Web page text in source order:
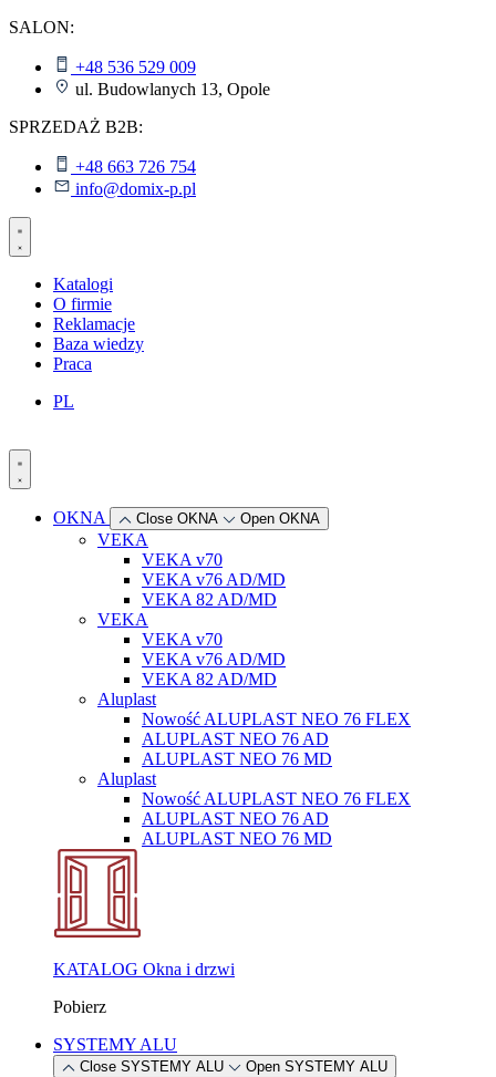
Skip
content
SALON:
+48 536 529 009
ul. Budowlanych 13, Opole
SPRZEDAŻ B2B:
+48 663 726 754
info@domix-p.pl
Katalogi
O firmie
Reklamacje
Baza wiedzy
Praca
PL
OKNA Close OKNA Open OKNA
VEKA
VEKA v70
VEKA v76 AD/MD
VEKA 82 AD/MD
VEKA
VEKA v70
VEKA v76 AD/MD
VEKA 82 AD/MD
Aluplast
Nowość ALUPLAST NEO 76 FLEX
ALUPLAST NEO 76 AD
ALUPLAST NEO 76 MD
Aluplast
Nowość ALUPLAST NEO 76 FLEX
ALUPLAST NEO 76 AD
ALUPLAST NEO 76 MD
KATALOG Okna i drzwi
Pobierz
SYSTEMY ALU
Close SYSTEMY ALU Open SYSTEMY ALU